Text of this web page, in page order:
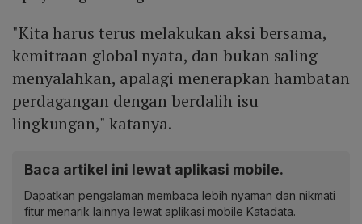
"Kita harus terus melakukan aksi bersama,
kemitraan global nyata, dan bukan saling
menyalahkan, apalagi menerapkan hambatan
perdagangan dengan berdalih isu
lingkungan," katanya.
Baca artikel ini lewat aplikasi mobile.
Dapatkan pengalaman membaca lebih nyaman dan nikmati
fitur menarik lainnya lewat aplikasi mobile Katadata.